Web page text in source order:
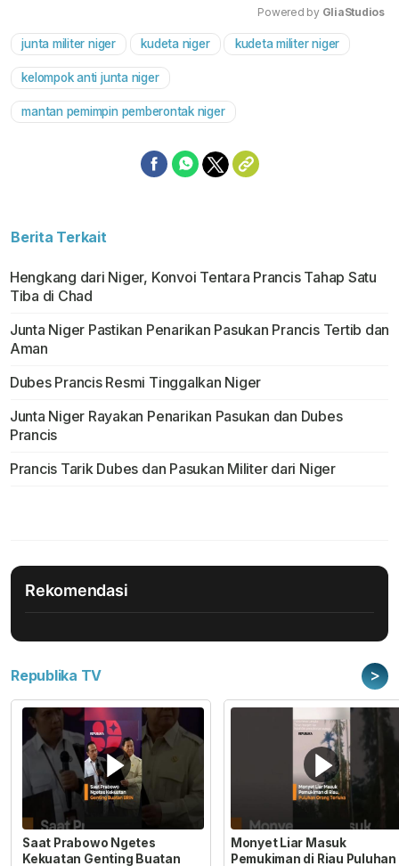
Mute
Powered by GliaStudios
junta militer niger kudeta niger kudeta militer niger
kelompok anti junta niger
mantan pemimpin pemberontak niger
Berita Terkait
Hengkang dari Niger, Konvoi Tentara Prancis Tahap Satu
Tiba di Chad
Junta Niger Pastikan Penarikan Pasukan Prancis Tertib dan
Aman
Dubes Prancis Resmi Tinggalkan Niger
Junta Niger Rayakan Penarikan Pasukan dan Dubes
Prancis
Prancis Tarik Dubes dan Pasukan Militer dari Niger
Rekomendasi
Republika TV >
Saat Prabowo Ngetes
Kekuatan Genting Buatan
Monyet Liar Masuk
Pemukiman di Riau Puluhan